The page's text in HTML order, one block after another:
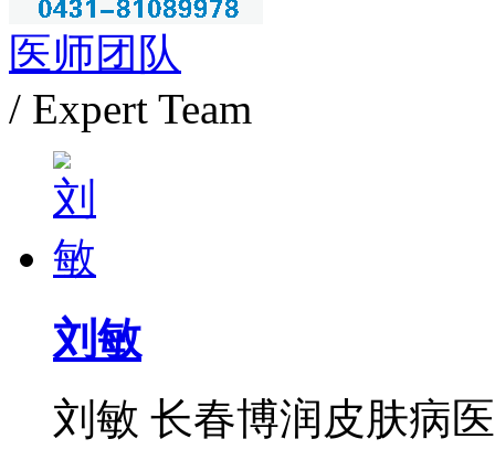
医师团队
/ Expert Team
刘敏
刘敏 长春博润皮肤病